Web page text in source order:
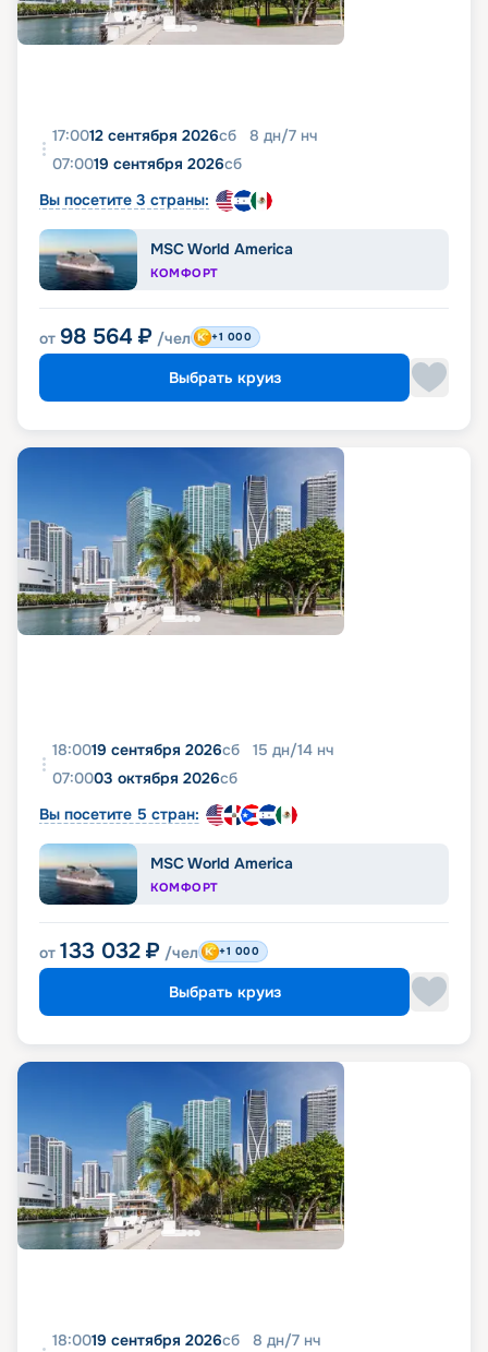
17:0012 сентября 2026сб 8 дн/7 нч
07:0019 сентября 2026сб
Вы посетите 3 страны:
MSC World America
КОМФОРТ
от 98 564 ₽ /чел +1 000
Выбрать круиз
18:0019 сентября 2026сб 15 дн/14 нч
07:0003 октября 2026сб
Вы посетите 5 стран:
MSC World America
КОМФОРТ
от 133 032 ₽ /чел +1 000
Выбрать круиз
18:0019 сентября 2026сб 8 дн/7 нч